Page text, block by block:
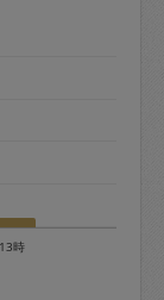
上はキ
13時